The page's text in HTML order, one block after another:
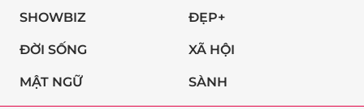
SHOWBIZ ĐẸP+
ĐỜI SỐNG XÃ HỘI
MẬT NGỮ SÀNH